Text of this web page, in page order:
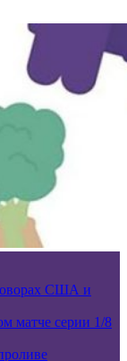
США и
матче серии 1/8